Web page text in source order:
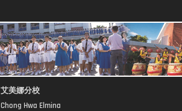
艾美娜分校
Chong Hwa Elmina